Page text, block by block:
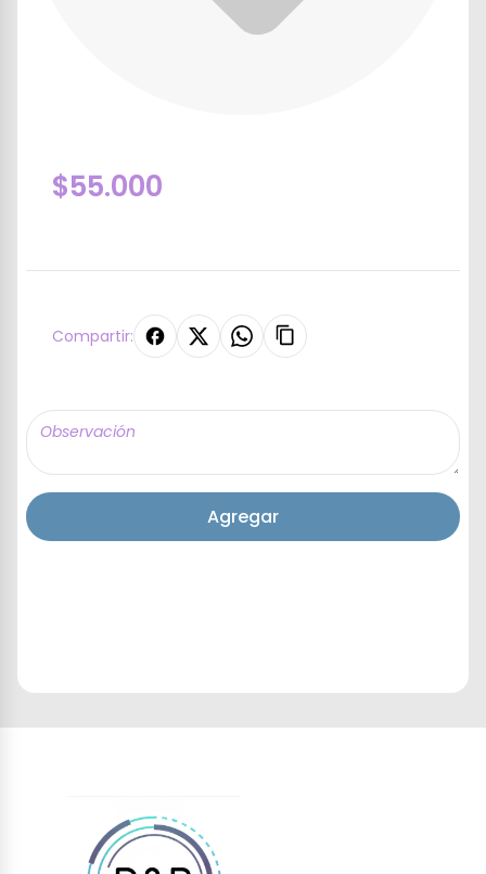
$55.000
Compartir:
Agregar